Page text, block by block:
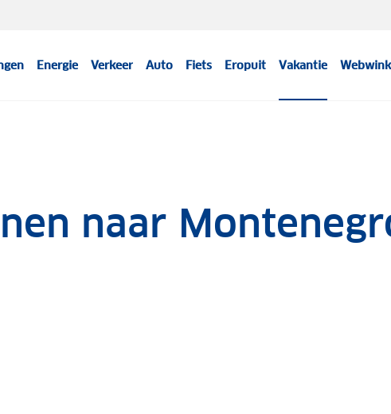
Energie Verkeer Auto Fiets Eropuit Vakantie
naar